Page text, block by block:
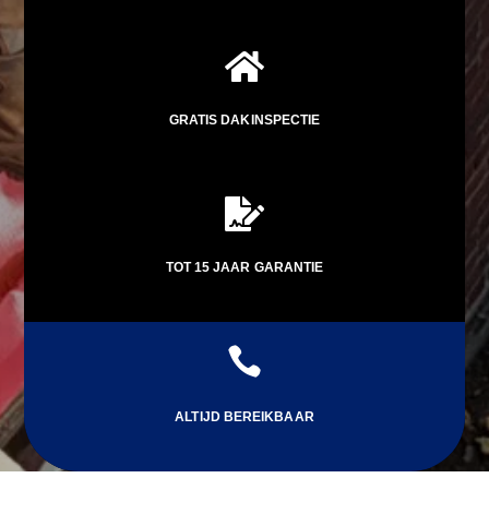

GRATIS DAKINSPECTIE

TOT 15 JAAR GARANTIE

ALTIJD BEREIKBAAR